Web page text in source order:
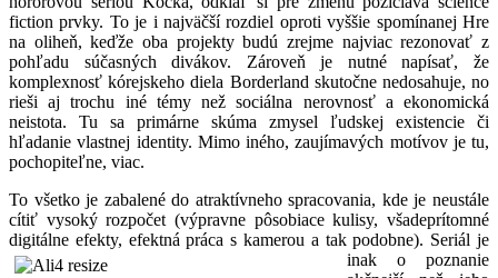
fiction prvky. To je i najväčší rozdiel oproti vyššie spomínanej Hre
na oliheň, keďže oba projekty budú zrejme najviac rezonovať z
pohľadu súčasných divákov. Zároveň je nutné napísať, že
komplexnosť kórejskeho diela Borderland skutočne nedosahuje, no
rieši aj trochu iné témy než sociálna nerovnosť a ekonomická
neistota. Tu sa primárne skúma zmysel ľudskej existencie či
hľadanie vlastnej identity. Mimo iného, zaujímavých motívov je tu,
pochopiteľne, viac.
To všetko je zabalené do atraktívneho spracovania, kde je neustále
cítiť vysoký rozpočet (výpravne pôsobiace kulisy, všadeprítomné
digitálne efekty, efektná práca s kamerou a tak podobne). Seriál je
inak o poznanie